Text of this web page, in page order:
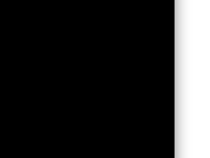
в Тернополе
в Токмаке
в Тростянце
в Трускавце
в Тульчине